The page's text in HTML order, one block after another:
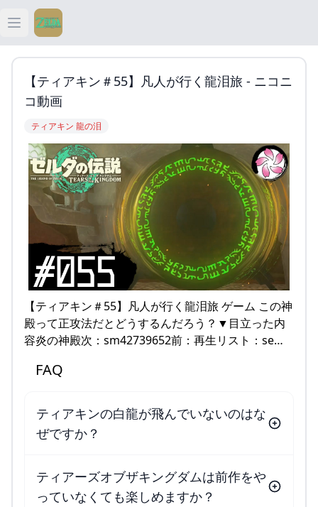
Open main menu
ティアキン
ティアキン 攻略
【ティアキン＃55】凡人が行く龍泪旅 - ニコニ
コ動画
ティアキン 龍の泪
【ティアキン＃55】凡人が行く龍泪旅 ゲーム この神
殿って正攻法だとどうするんだろう？▼目立った内
容炎の神殿次：sm42739652前：再生リスト：se…
FAQ
ティアキンの白龍が飛んでいないのはな
ぜですか？
ティアーズオブザキングダムは前作をや
っていなくても楽しめますか？